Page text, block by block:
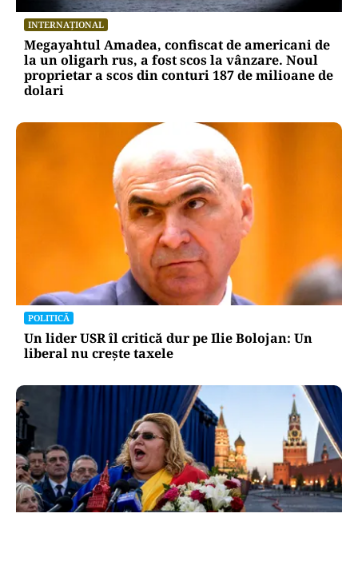
INTERNAȚIONAL
Megayahtul Amadea, confiscat de americani de
la un oligarh rus, a fost scos la vânzare. Noul
proprietar a scos din conturi 187 de milioane de
dolari
POLITICĂ
Un lider USR îl critică dur pe Ilie Bolojan: Un
liberal nu crește taxele